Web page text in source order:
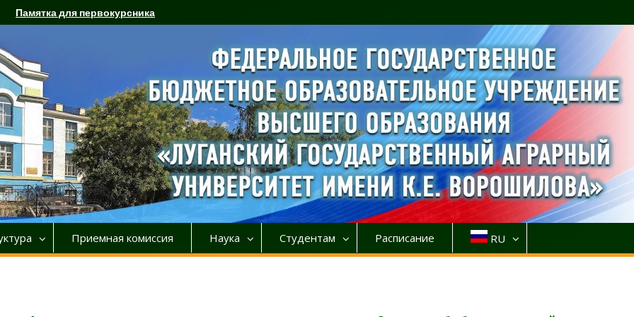
Памятка для первокурсника
Приемная комиссия Наука Студентам Расписание RU